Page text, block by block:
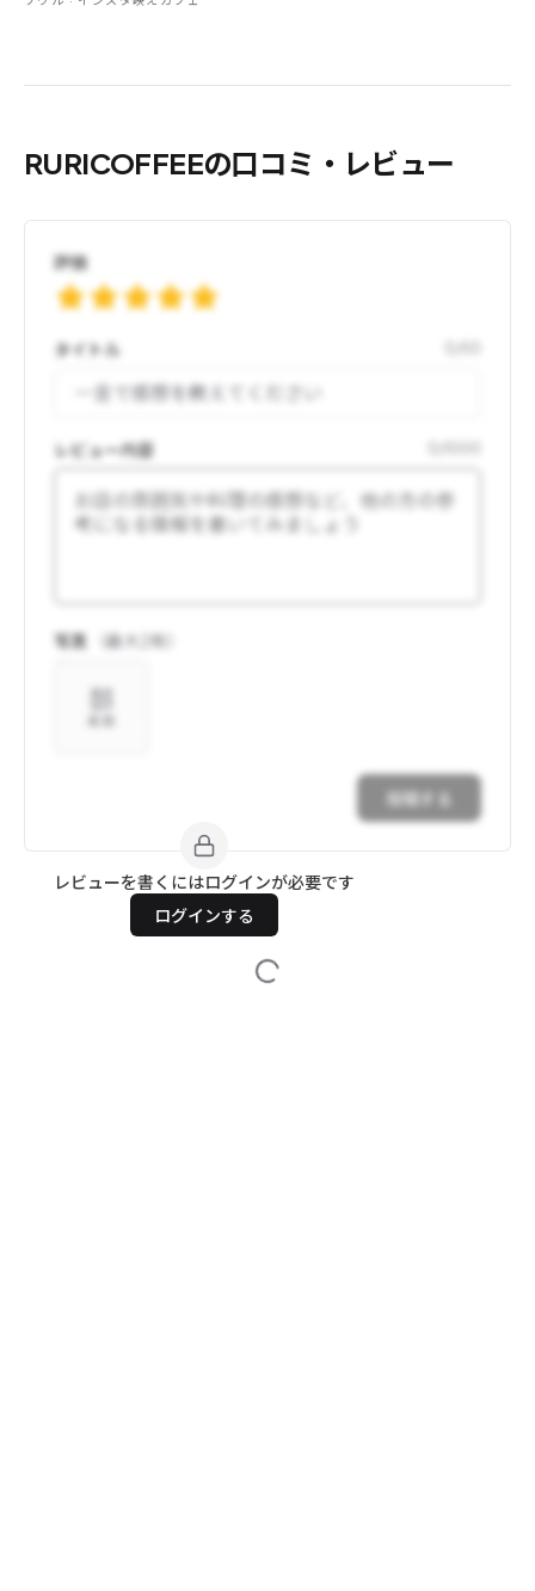
RURICOFFEEの口コミ・レビュー
評価
タイトル
レビュー内容
写真 （最大 枚）
投稿する
レビューを書くにはログインが必要です
ログインする